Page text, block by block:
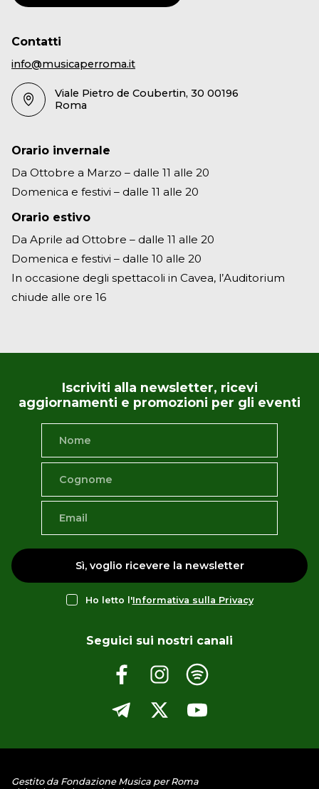
Contatti
info@musicaperroma.it
Viale Pietro de Coubertin, 30 00196
Roma
Orario invernale
Da Ottobre a Marzo – dalle 11 alle 20
Domenica e festivi – dalle 11 alle 20
Orario estivo
Da Aprile ad Ottobre – dalle 11 alle 20
Domenica e festivi – dalle 10 alle 20
In occasione degli spettacoli in Cavea, l’Auditorium
chiude alle ore 16
Iscriviti alla newsletter, ricevi
aggiornamenti e promozioni per gli eventi
Sì, voglio ricevere la newsletter
Ho letto l'Informativa sulla Privacy
Seguici sui nostri canali
Gestito da Fondazione Musica per Roma